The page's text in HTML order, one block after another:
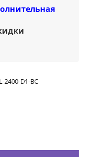
2400-D1-BC